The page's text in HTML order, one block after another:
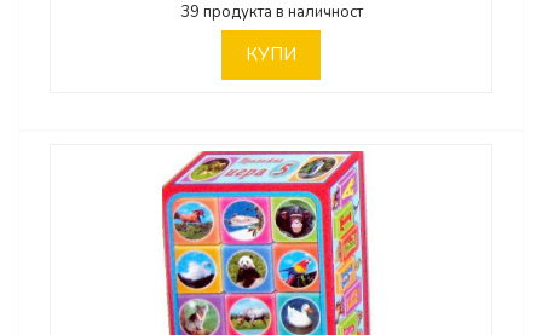
39 продукта в наличност
КУПИ